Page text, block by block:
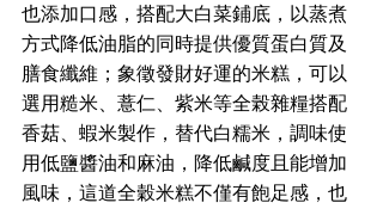
也添加口感，搭配大白菜鋪底，以蒸煮
方式降低油脂的同時提供優質蛋白質及
膳食纖維；象徵發財好運的米糕，可以
選用糙米、薏仁、紫米等全榖雜糧搭配
香菇、蝦米製作，替代白糯米，調味使
用低鹽醬油和麻油，降低鹹度且能增加
風味，這道全穀米糕不僅有飽足感，也